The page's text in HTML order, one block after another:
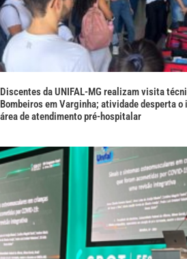
Discentes da UNIFAL-MG realizam visita
Bombeiros em Varginha; atividade desperta
área de atendimento pré-hospitalar